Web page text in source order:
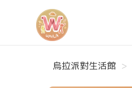
烏拉派對生活館
烏拉派對生活館